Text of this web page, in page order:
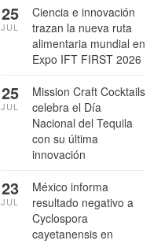
Ciencia e innovación
trazan la nueva ruta
alimentaria mundial en
Expo IFT FIRST 2026
25
JUL
Mission Craft Cocktails
celebra el Día
Nacional del Tequila
con su última
innovación
25
JUL
México informa
resultado negativo a
Cyclospora
cayetanensis en
23
JUL